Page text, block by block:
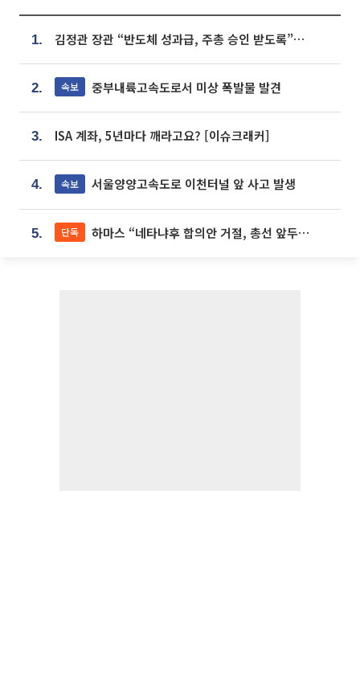
1. 김정관 장관 “반도체 성과급, 주총 승인 받도록”…상법·자본시장법 개정 시사
2. 속보 중부내륙고속도로서 미상 폭발물 발견
3. ISA 계좌, 5년마다 깨라고요? [이슈크래커]
4. 속보 서울양양고속도로 이천터널 앞 사고 발생
5. 단독 하마스 “네타냐후 합의안 거절, 총선 앞두고 시간 끌기”